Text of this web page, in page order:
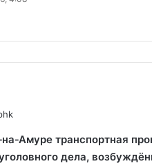
транспортная
дела,